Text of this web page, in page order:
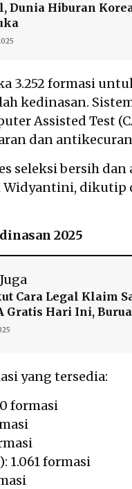
Dunia Hiburan
3.252 formasi
kedinasan.
Assisted Test
dan
seleksi bersih dan
Widyantini, dikutip
2025
Cara Legal Klaim
Gratis Hari Ini,
yang tersedia:
formasi
1.061 formasi